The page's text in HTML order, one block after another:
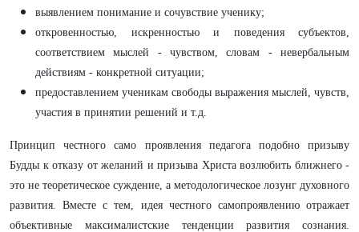
выявлением понимание и сочувствие ученику;
откровенностью, искренностью и поведения субъектов,
соответствием мыслей - чувством, словам - невербальным
действиям - конкретной ситуации;
предоставлением ученикам свободы выражения мыслей, чувств,
участия в принятии решений и т.д.
Принцип честного само проявления педагога подобно призыву
Будды к отказу от желаний и призыва Христа возлюбить ближнего -
это не теоретическое суждение, а методологическое лозунг духовного
развития. Вместе с тем, идея честного самопроявлению отражает
объективные максималистские тенденции развития сознания.